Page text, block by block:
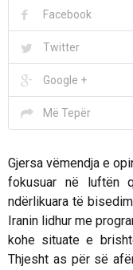
Facebook
Twitter
Google +
Më Tepër
Gjersa vëmendja e
fokusuar në luftën
ndërlikuara të
Iranin lidhur me
kohe situate e
Thjesht as për së